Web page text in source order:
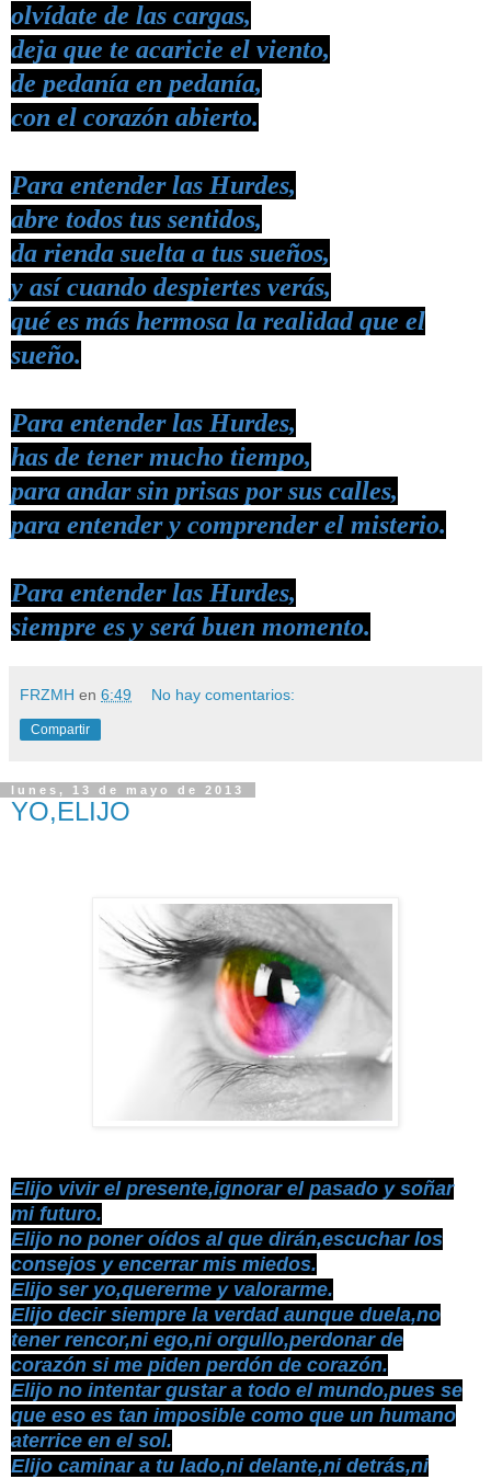
olvídate de las cargas,
deja que te acaricie el viento,
de pedanía en pedanía,
con el corazón abierto.
Para entender las Hurdes,
abre todos tus sentidos,
da rienda suelta a tus sueños,
y así cuando despiertes verás,
qué es más hermosa la realidad que el
sueño.
Para entender las Hurdes,
has de tener mucho tiempo,
para andar sin prisas por sus calles,
para entender y comprender el misterio.
Para entender las Hurdes,
siempre es y será buen momento.
FRZMH en 6:49 No hay comentarios:
Compartir
lunes, 13 de mayo de 2013
YO,ELIJO
Elijo vivir el presente,ignorar el pasado y soñar
mi futuro.
Elijo no poner oídos al que dirán,escuchar los
consejos y encerrar mis miedos.
Elijo ser yo,quererme y valorarme.
Elijo decir siempre la verdad aunque duela,no
tener rencor,ni ego,ni orgullo,perdonar de
corazón si me piden perdón de corazón.
Elijo no intentar gustar a todo el mundo,pues se
que eso es tan imposible como que un humano
aterrice en el sol.
Elijo caminar a tu lado,ni delante,ni detrás,ni